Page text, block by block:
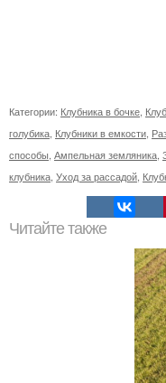
Категории: Клубника в бочке,
голубика, Клубники в емкости,
способы, Ампельная земляника,
клубника, Уход за рассадой,
Читайте также